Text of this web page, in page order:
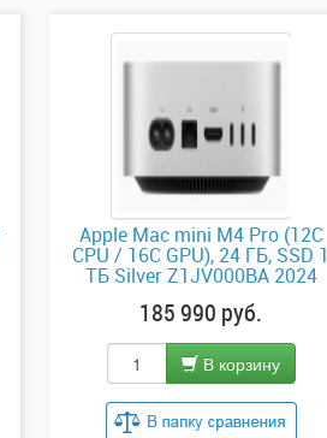
Apple Mac mini M4 Pro (12C
CPU / 16C GPU), 24 ГБ, SSD 1
ТБ Silver Z1JV000BA 2024
185 990 руб.
В корзину